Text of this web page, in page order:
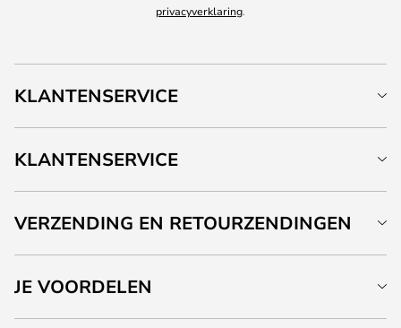
privacyverklaring.
KLANTENSERVICE
KLANTENSERVICE
VERZENDING EN RETOURZENDINGEN
JE VOORDELEN